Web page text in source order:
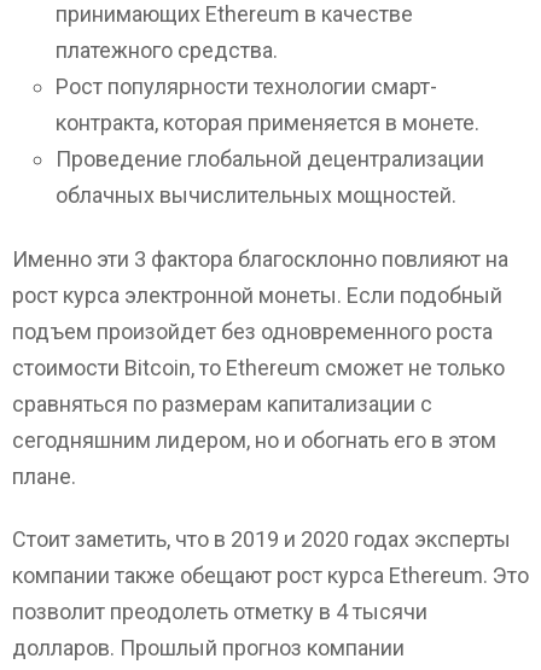
принимающих Ethereum в качестве
платежного средства.
Рост популярности технологии смарт-
контракта, которая применяется в монете.
Проведение глобальной децентрализации
облачных вычислительных мощностей.
Именно эти 3 фактора благосклонно повлияют на
рост курса электронной монеты. Если подобный
подъем произойдет без одновременного роста
стоимости Bitcoin, то Ethereum сможет не только
сравняться по размерам капитализации с
сегодняшним лидером, но и обогнать его в этом
плане.
Стоит заметить, что в 2019 и 2020 годах эксперты
компании также обещают рост курса Ethereum. Это
позволит преодолеть отметку в 4 тысячи
долларов. Прошлый прогноз компании